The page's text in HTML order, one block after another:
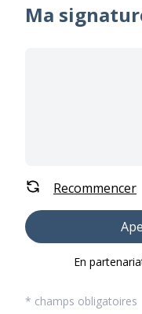
Ma
Recommencer
En
* champs obligatoires